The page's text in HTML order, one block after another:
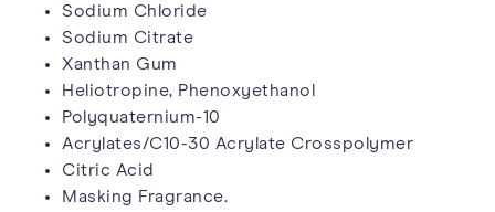
Sodium Chloride
Sodium Citrate
Xanthan Gum
Heliotropine, Phenoxyethanol
Polyquaternium-10
Acrylates/C10-30 Acrylate Crosspolymer
Citric Acid
Masking Fragrance.